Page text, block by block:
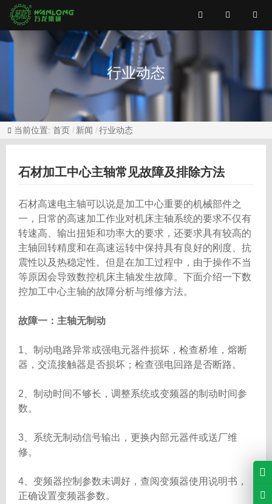
行业动态
当前位置: 首页 新闻 行业动态
石材加工中心主轴常见故障及排除方法
石材高速电主轴可以说是加工中心重要的机械部件之
一，日常的高速加工作业对机床主轴系统的要求不仅有
转速高、输出扭矩和功率大的要求，还要求具有较高的
主轴回转精度和在高速运转中保持具有良好的刚度、抗
震性以及热稳定性。但是在加工过程中，由于操作不当
等原因会导致数控机床主轴发生故障。下面介绍一下数
控加工中心主轴的故障分析与维修方法。
故障一：主轴无制动
1、制动电路异常或强电元器件损坏，检查桥堆，熔断
器，交流接触器是否损坏；检查强电回路是否断路。
2、制动时间不够长，调整系统或变频器的制动时间参
数。
3、系统无制动信号输出，更换内部元器件或送厂维
修。
4、变频器控制参数未调好，查阅变频器使用说明书，
正确设置变频器参数。